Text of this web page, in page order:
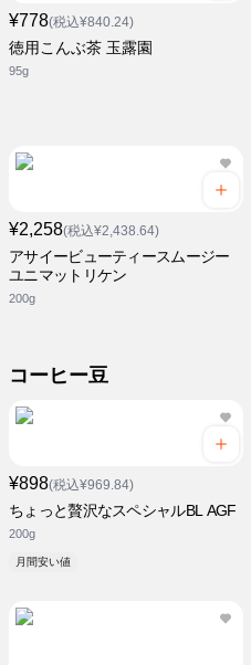
¥778(税込¥840.24)
徳用こんぶ茶 玉露園
95g
¥2,258(税込¥2,438.64)
アサイービューティースムージー
ユニマットリケン
200g
コーヒー豆
¥898(税込¥969.84)
ちょっと贅沢なスペシャルBL AGF
200g
月間安い値